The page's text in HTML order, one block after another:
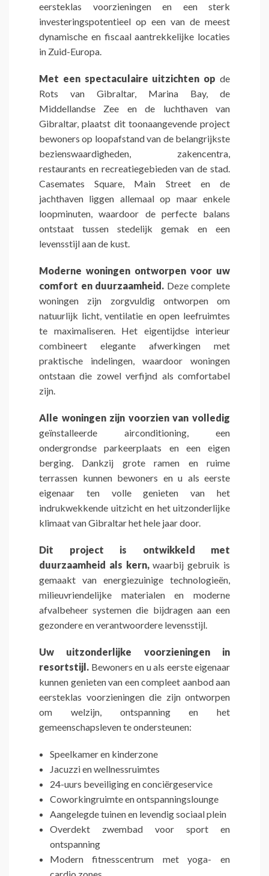
eersteklas voorzieningen en een sterk
investeringspotentieel op een van de meest
dynamische en fiscaal aantrekkelijke locaties
in Zuid-Europa.
Met een spectaculaire uitzichten op de
Rots van Gibraltar, Marina Bay, de
Middellandse Zee en de luchthaven van
Gibraltar, plaatst dit toonaangevende project
bewoners op loopafstand van de belangrijkste
bezienswaardigheden, zakencentra,
restaurants en recreatiegebieden van de stad.
Casemates Square, Main Street en de
jachthaven liggen allemaal op maar enkele
loopminuten, waardoor de perfecte balans
ontstaat tussen stedelijk gemak en een
levensstijl aan de kust.
Moderne woningen ontworpen voor uw
comfort en duurzaamheid. Deze complete
woningen zijn zorgvuldig ontworpen om
natuurlijk licht, ventilatie en open leefruimtes
te maximaliseren. Het eigentijdse interieur
combineert elegante afwerkingen met
praktische indelingen, waardoor woningen
ontstaan die zowel verfijnd als comfortabel
zijn.
Alle woningen zijn voorzien van volledig
geïnstalleerde airconditioning, een
ondergrondse parkeerplaats en een eigen
berging. Dankzij grote ramen en ruime
terrassen kunnen bewoners en u als eerste
eigenaar ten volle genieten van het
indrukwekkende uitzicht en het uitzonderlijke
klimaat van Gibraltar het hele jaar door.
Dit project is ontwikkeld met
duurzaamheid als kern,waarbij gebruik is
gemaakt van energiezuinige technologieën,
milieuvriendelijke materialen en moderne
afvalbeheer systemen die bijdragen aan een
gezondere en verantwoordere levensstijl.
Uw uitzonderlijke voorzieningen in
resortstijl. Bewoners en u als eerste eigenaar
kunnen genieten van een compleet aanbod aan
eersteklas voorzieningen die zijn ontworpen
om welzijn, ontspanning en het
gemeenschapsleven te ondersteunen:
Speelkamer en kinderzone
Jacuzzi en wellnessruimtes
24-uurs beveiliging en conciërgeservice
Coworkingruimte en ontspanningslounge
Aangelegde tuinen en levendig sociaal plein
Overdekt zwembad voor sport en
ontspanning
Modern fitnesscentrum met yoga- en